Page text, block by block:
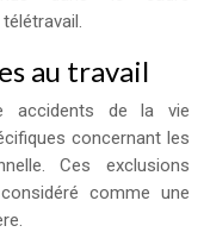
au travail
accidents de la vie
concernant les
Ces exclusions
comme une